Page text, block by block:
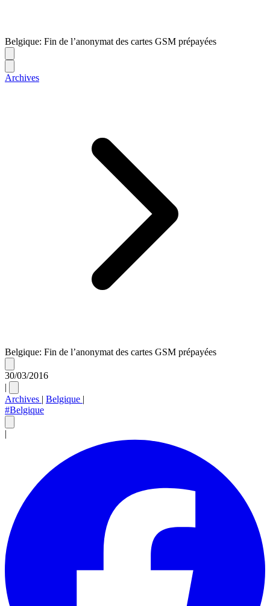
Belgique: Fin de l’anonymat des cartes GSM prépayées
Archives
Belgique: Fin de l’anonymat des cartes GSM prépayées
30/03/2016
|
Archives | Belgique |
#Belgique
|